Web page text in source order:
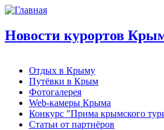
Новости курортов
Отдых в Крыму
Путёвки в Крым
Фотогалерея
Web-камеры Крыма
Конкурс "Прима крымского
Статьи от партнёров